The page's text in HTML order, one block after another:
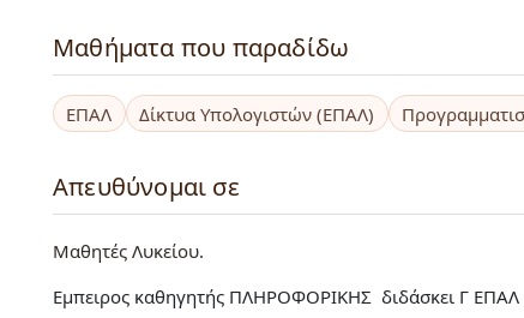
Μαθήματα που παραδίδω
ΕΠΑΛ Δίκτυα Υπολογιστών (ΕΠΑΛ)
Απευθύνομαι σε
Μαθητές Λυκείου
Eμπειρος καθηγητής ΠΛΗΡΟΦΟΡΙΚΗΣ διδάσκει Γ ΕΠΑΛ